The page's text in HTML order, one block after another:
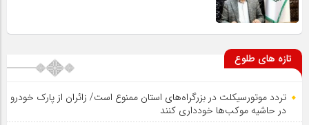
تازه های طلوع
تردد موتورسیکلت در بزرگراه‌های استان ممنوع است/ زائران از پارک خودرو
در حاشیه موکب‌ها خودداری کنند